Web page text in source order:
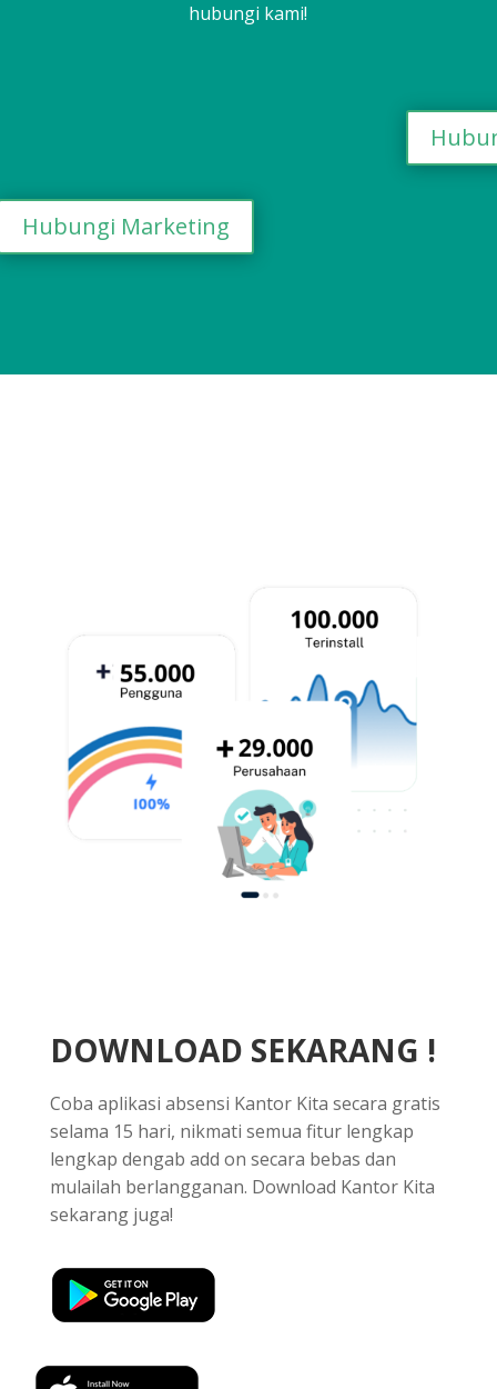
hubungi kami!
Hubungi Marketing
DOWNLOAD SEKARANG !
Coba aplikasi absensi Kantor Kita secara gratis
selama 15 hari, nikmati semua fitur lengkap
lengkap dengab add on secara bebas dan
mulailah berlangganan. Download Kantor Kita
sekarang juga!